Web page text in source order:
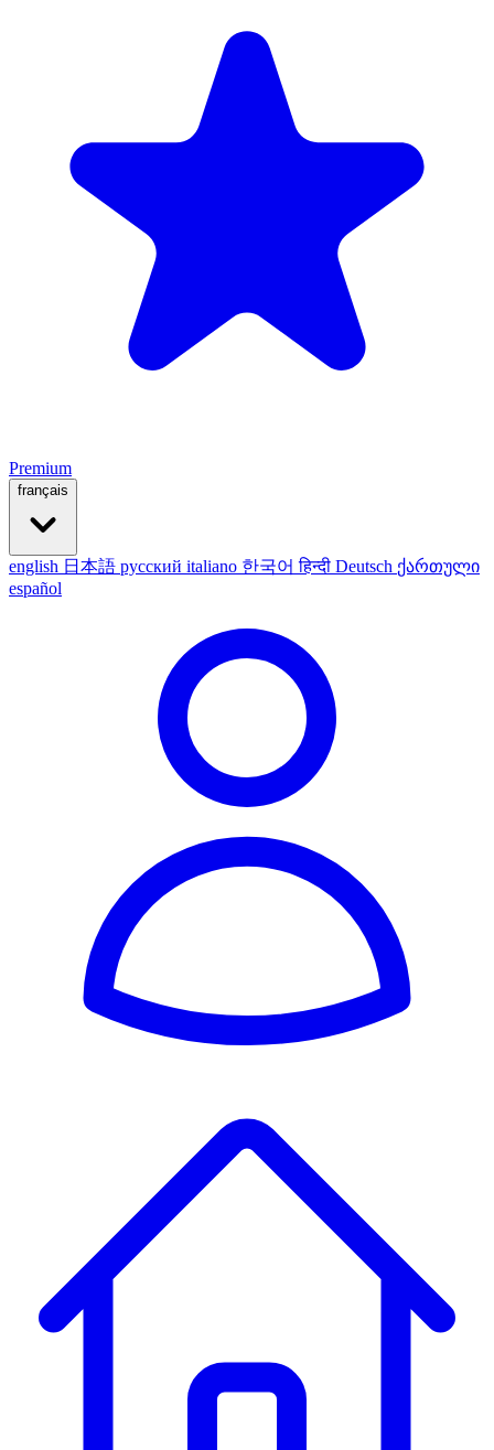
Premium
français
english 日本語 русский italiano 한국어हिन्दी Deutsch ქართული
español